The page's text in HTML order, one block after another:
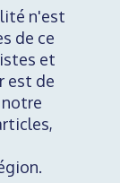
n'est
de ce
et
est de